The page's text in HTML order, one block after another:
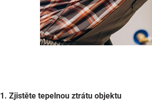
1. Zjistěte tepelnou ztrátu objektu